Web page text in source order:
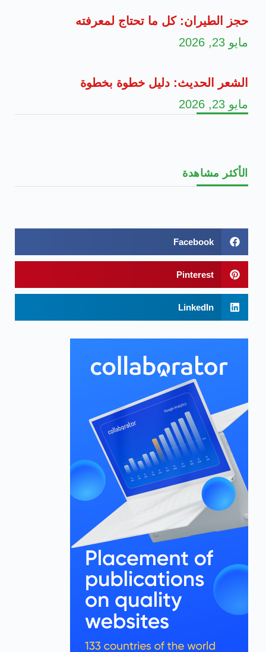
حجز الطيران: كل ما تحتاج لمعرفته
مايو 23, 2026
الشعر الحديث: دليل خطوة بخطوة
مايو 23, 2026
الأكثر مشاهدة
Facebook
Pinterest
LinkedIn